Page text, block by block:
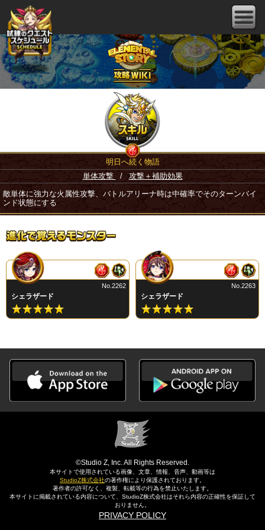
明日へ続く物語
単体攻撃
/ 攻撃＋補助効果
敵単体に強力な火属性攻撃、バトルアリーナ時は中確率でそのターンバイ
ンド状態にする
シェラザード
No.2262
シェラザード
No.2263
©Studio Z, Inc. All Rights Reserved.
本サイトで使用されている画像、文章、情報、音声、動画等は
StudioZ株式会社の著作権により保護されております。
著作者の許可なく、複製、転載等の行為を禁止いたします。
本サイトに掲載されている内容について、StudioZ株式会社はそれら内容の正確性を保証して
おりません。
PRIVACY POLICY